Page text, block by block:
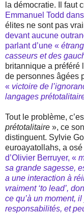
la démocratie. Il faut
Emmanuel Todd
élites ne sont pas
devant aucune
parlant d’une «
casseurs et des
britannique a préféré
de personnes âgées
« victoire de
langages
Tout le problème,
prétotalitaire », ce
distinguent. Sylvie
euroayatollahs, a osé
d’Olivier Berruyer, «
sa grande sagesse,
a une interaction à
vraiment ‘to lead’,
ce qu’à un moment,
responsabilités, et